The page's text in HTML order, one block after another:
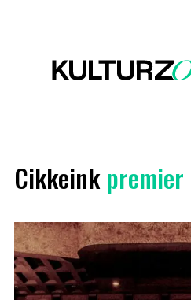
Cikkeinkpremier